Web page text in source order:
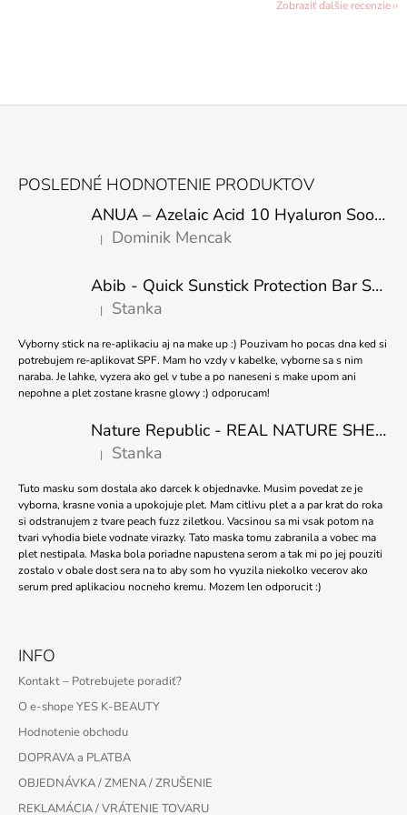
Zobraziť ďalšie recenzie
POSLEDNÉ HODNOTENIE PRODUKTOV
ANUA – Azelaic Acid 10 Hyaluron Soothing Serum – 30 ml
Hodnotenie produktu je 5 z 5 hviezdičiek.
| Dominik Mencak
Abib - Quick Sunstick Protection Bar SPF50+ PA++++ 22g
Hodnotenie produktu je 5 z 5 hviezdičiek.
| Stanka
Vyborny stick na re-aplikaciu aj na make up :) Pouzivam ho pocas dna ked si
potrebujem re-aplikovat SPF. Mam ho vzdy v kabelke, vyborne sa s nim
naraba. Je lahke, vyzera ako gel v tube a po naneseni s make upom ani
nepohne a plet zostane krasne glowy :) odporucam!
Nature Republic - REAL NATURE SHEET MASK TEA TREE 23ml
Hodnotenie produktu je 5 z 5 hviezdičiek.
| Stanka
Tuto masku som dostala ako darcek k objednavke. Musim povedat ze je
vyborna, krasne vonia a upokojuje plet. Mam citlivu plet a a par krat do roka
si odstranujem z tvare peach fuzz ziletkou. Vacsinou sa mi vsak potom na
tvari vyhodia biele vodnate virazky. Tato maska tomu zabranila a vobec ma
plet nestipala. Maska bola poriadne napustena serom a tak mi po jej pouziti
zostalo v obale dost sera na to aby som ho vyuzila niekolko vecerov ako
serum pred aplikaciou nocneho kremu. Mozem len odporucit :)
INFO
Kontakt – Potrebujete poradiť?
O e-shope YES K-BEAUTY
Hodnotenie obchodu
DOPRAVA a PLATBA
OBJEDNÁVKA / ZMENA / ZRUŠENIE
REKLAMÁCIA / VRÁTENIE TOVARU